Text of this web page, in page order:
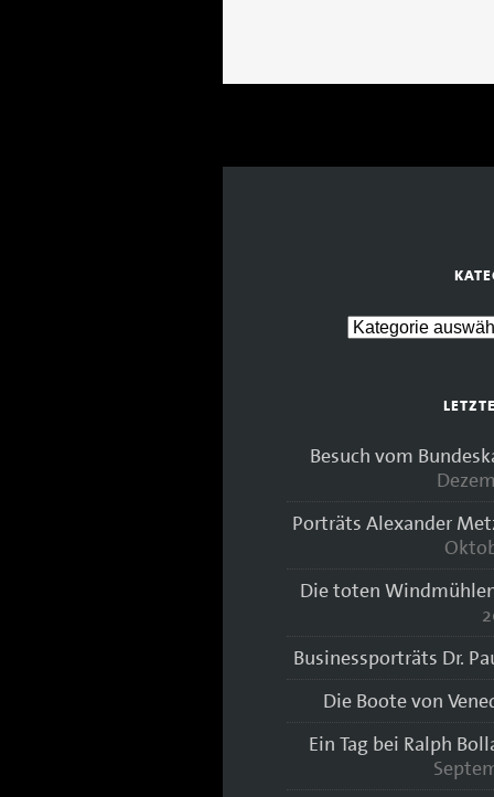
Besuch vom
Porträts Alexander
Die toten
Businessporträts Dr.
Die Boote von
Ein Tag bei Ralph